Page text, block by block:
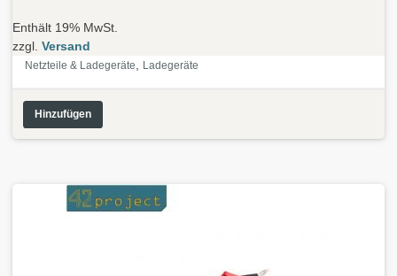
Enthält 19% MwSt.
zzgl. Versand
Netzteile & Ladegeräte Ladegeräte
Hinzufügen